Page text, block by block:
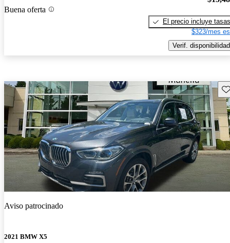
Buena oferta
El precio incluye tasas
$323/mes
Verif. disponibilidad
Aviso patrocinado
2021 BMW X5